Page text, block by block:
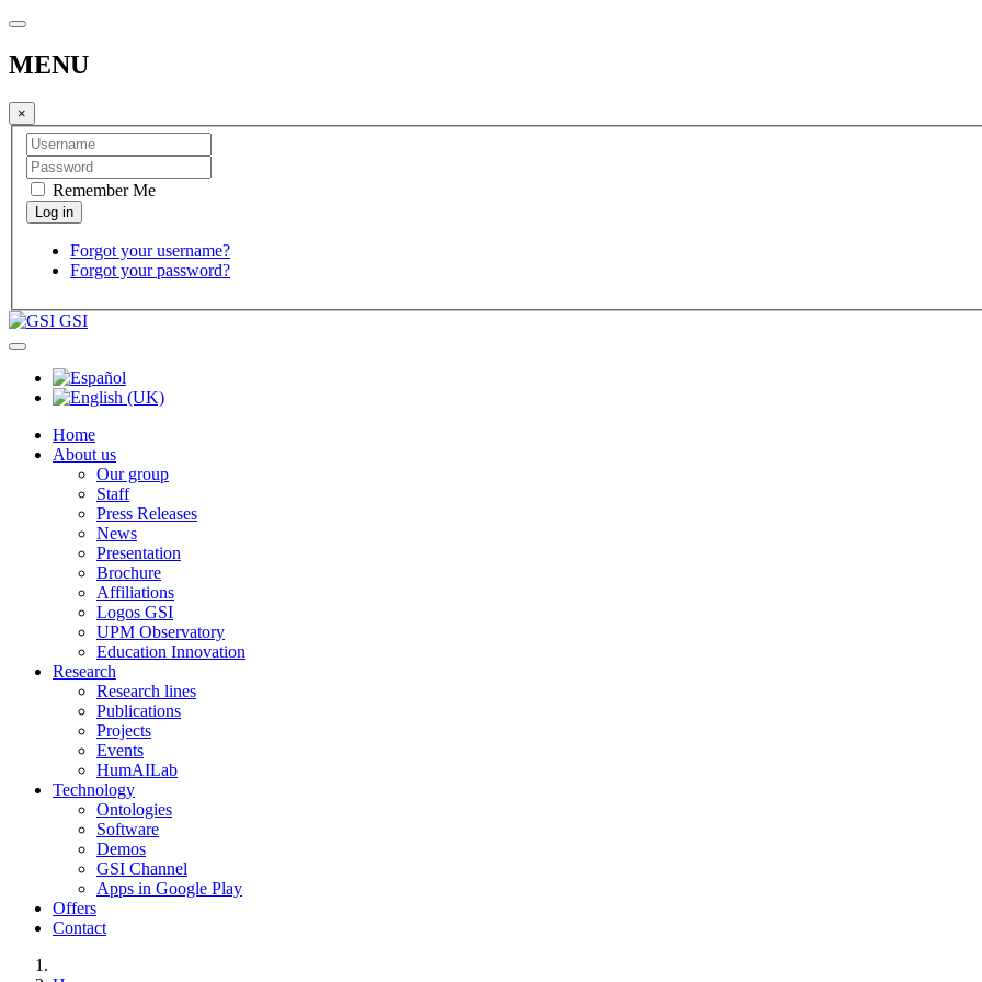
MENU
×
Remember Me
Forgot your username?
Forgot your password?
GSI
Home
About us
Our group
Staff
Press Releases
News
Presentation
Brochure
Affiliations
Logos GSI
UPM Observatory
Education Innovation
Research
Research lines
Publications
Projects
Events
HumAILab
Technology
Ontologies
Software
Demos
GSI Channel
Apps in Google Play
Offers
Contact